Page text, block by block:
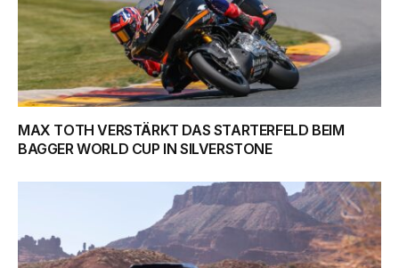
MAX TOTH VERSTÄRKT DAS STARTERFELD BEIM
BAGGER WORLD CUP IN SILVERSTONE